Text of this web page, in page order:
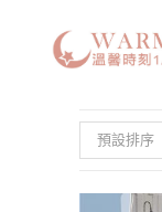
預設排序